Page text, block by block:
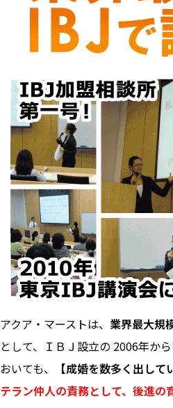
アクア・マーストは、 業界最大規
として、ＩＢＪ設立の 2006年か
おいても、
【成婚を数多く出して
テラン仲人の責務として、後進の